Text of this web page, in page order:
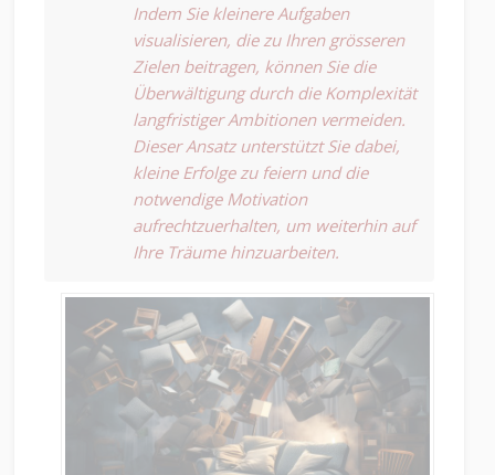
Indem Sie kleinere Aufgaben
visualisieren, die zu Ihren grösseren
Zielen beitragen, können Sie die
Überwältigung durch die Komplexität
langfristiger Ambitionen vermeiden.
Dieser Ansatz unterstützt Sie dabei,
kleine Erfolge zu feiern und die
notwendige Motivation
aufrechtzuerhalten, um weiterhin auf
Ihre Träume hinzuarbeiten.